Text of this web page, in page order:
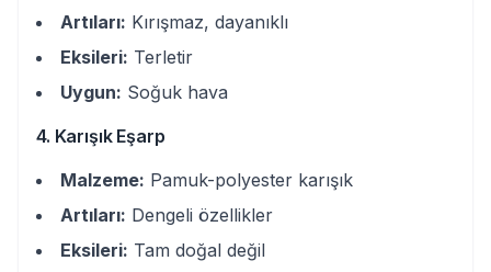
Artıları: Kırışmaz, dayanıklı
Eksileri: Terletir
Uygun: Soğuk hava
4. Karışık Eşarp
Malzeme: Pamuk-polyester karışık
Artıları: Dengeli özellikler
Eksileri: Tam doğal değil